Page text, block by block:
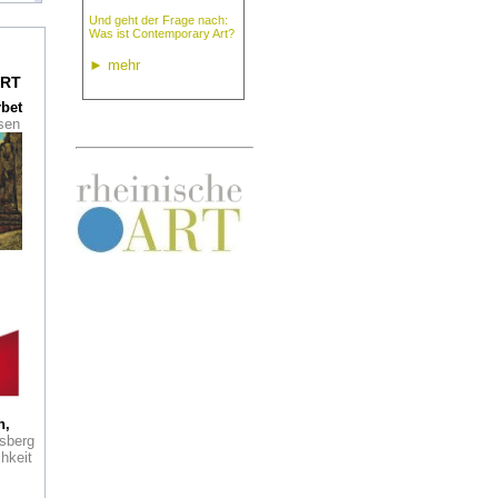
Und geht der Frage nach:
Was ist Contemporary Art?
► mehr
in